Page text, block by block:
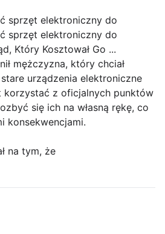
sprzęt elektroniczny do
sprzęt elektroniczny do
Który Kosztował Go ...
mężczyzna, który chciał
urządzenia elektroniczne
korzystać z oficjalnych punktów
się ich na własną rękę, co
konsekwencjami.
na tym, że